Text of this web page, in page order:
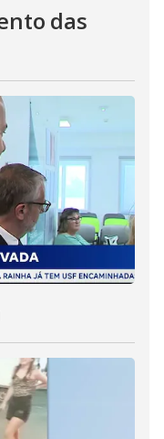
das